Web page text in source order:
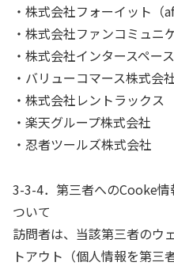
・株式会社フォーイット（
・株式会社ファンコミュニ
・株式会社インタースペー
・バリューコマース株式会
・株式会社レントラックス
・楽天グループ株式会社
・忍者ツールズ株式会社
3-3-4．第三者へのCooke
ついて
訪問者は、当該第三者のウ
トアウト（個人情報を第三